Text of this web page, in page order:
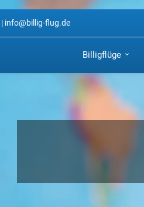
| info@billig-flug.de
Billigflüge